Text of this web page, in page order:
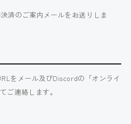
済のご案内メールをお送りしま
をメール及びDiscordの「オンライ
ご連絡します。